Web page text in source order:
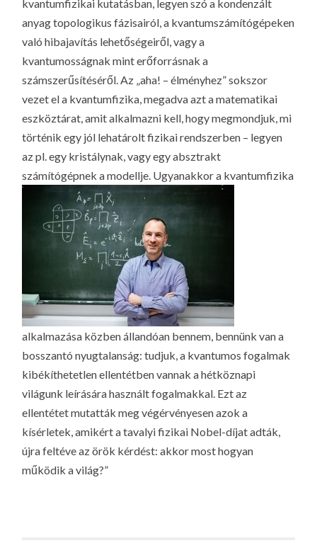
kvantumfizikai kutatásban, legyen szó a kondenzált
anyag topologikus fázisairól, a kvantumszámítógépeken
való hibajavítás lehetőségeiről, vagy a
kvantumosságnak mint erőforrásnak a
számszerűsítéséről. Az „aha! – élményhez” sokszor
vezet el a kvantumfizika, megadva azt a matematikai
eszköztárat, amit alkalmazni kell, hogy megmondjuk, mi
történik egy jól lehatárolt fizikai rendszerben – legyen
az pl. egy kristálynak, vagy egy absztrakt
számítógépnek a modellje. Ugyanakkor a kvantumfizika
alkalmazása közben állandóan bennem, bennünk van a
bosszantó nyugtalanság: tudjuk, a kvantumos fogalmak
kibékíthetetlen ellentétben vannak a hétköznapi
világunk leírására használt fogalmakkal. Ezt az
ellentétet mutatták meg végérvényesen azok a
kísérletek, amikért a tavalyi fizikai Nobel-díjat adták,
újra feltéve az örök kérdést: akkor most hogyan
működik a világ?”